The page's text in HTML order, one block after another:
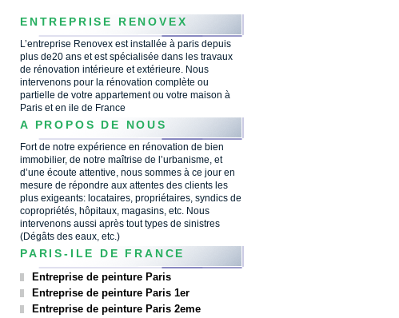
ENTREPRISE RENOVEX
L’entreprise Renovex est installée à paris depuis
plus de20 ans et est spécialisée dans les travaux
de rénovation intérieure et extérieure. Nous
intervenons pour la rénovation complète ou
partielle de votre appartement ou votre maison à
Paris et en ile de France
A PROPOS DE NOUS
Fort de notre expérience en rénovation de bien
immobilier, de notre maîtrise de l’urbanisme, et
d’une écoute attentive, nous sommes à ce jour en
mesure de répondre aux attentes des clients les
plus exigeants: locataires, propriétaires, syndics de
copropriétés, hôpitaux, magasins, etc. Nous
intervenons aussi après tout types de sinistres
(Dégâts des eaux, etc.)
PARIS-ILE DE FRANCE
Entreprise de peinture Paris
Entreprise de peinture Paris 1er
Entreprise de peinture Paris 2eme